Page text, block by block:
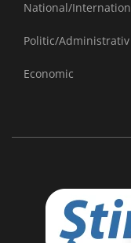
National/
Politic/Administrativ
Economic